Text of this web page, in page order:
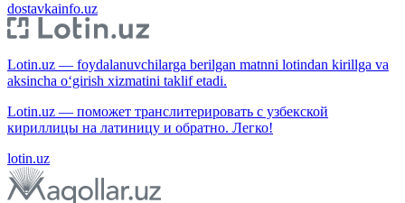
dostavkainfo.uz
Lotin.uz — foydalanuvchilarga berilgan matnni lotindan kirillga va
aksincha o‘girish xizmatini taklif etadi.
Lotin.uz — поможет транслитерировать с узбекской
кириллицы на латиницу и обратно. Легко!
lotin.uz